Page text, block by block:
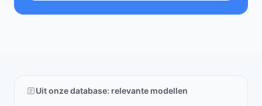
Uit onze database: relevante modellen